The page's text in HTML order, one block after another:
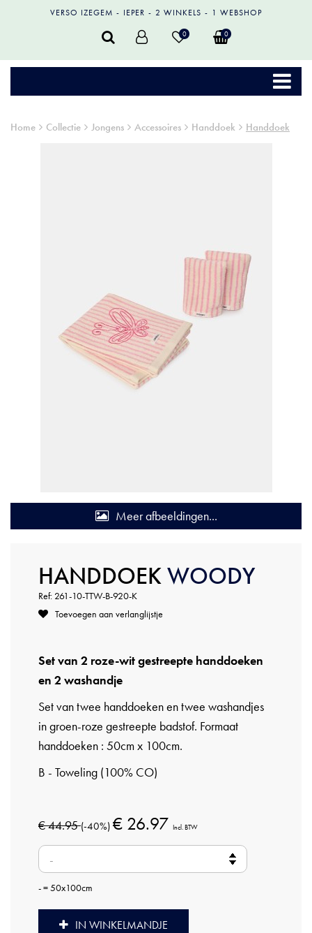
VERSO IZEGEM IEPER 2 WINKELS 1 WEBSHOP
0 0
Home Collectie Jongens Accessoires Handdoek Handdoek
Meer afbeeldingen...
HANDDOEKWOODY
Ref: 261-10-TTW-B-920-K
Toevoegen aan verlanglijstje
Set van 2 roze-wit gestreepte handdoeken
en 2 washandje
Set van twee handdoeken en twee washandjes
in groen-roze gestreepte badstof. Formaat
handdoeken : 50cm x 100cm.
B - Toweling (100% CO)
€ 44.95(-40%) € 26.97 Incl. BTW
- = 50x100cm
IN WINKELMANDJE